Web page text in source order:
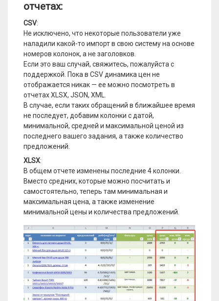
отчетах:
CSV:
Не исключено, что некоторые пользователи уже
наладили какой-то импорт в свою систему на основе
номеров колонок, а не заголовков.
Если это ваш случай, свяжитесь, пожалуйста с
поддержкой. Пока в CSV динамика цен не
отображается никак — ее можно посмотреть в
отчетах XLSX, JSON, XML.
В случае, если таких обращений в ближайшее время
не последует, добавим колонки с датой,
минимальной, средней и максимальной ценой из
последнего вашего задания, а также количество
предложений.
XLSX:
В общем отчете изменены последние 4 колонки.
Вместо средних, которые можно посчитать и
самостоятельно, теперь там минимальная и
максимальная цена, а также изменение
минимальной цены и количества предложений.